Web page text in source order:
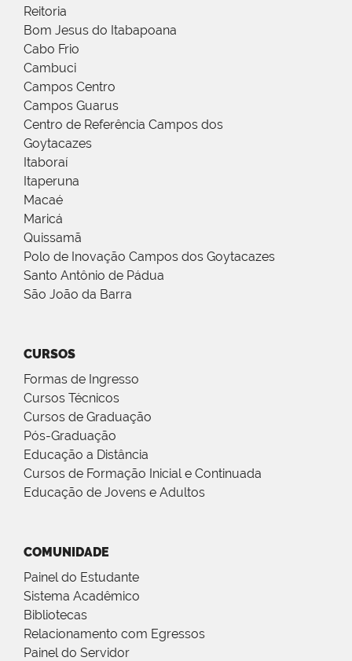
Reitoria
Bom Jesus do Itabapoana
Cabo Frio
Cambuci
Campos Centro
Campos Guarus
Centro de Referência Campos dos
Goytacazes
Itaboraí
Itaperuna
Macaé
Maricá
Quissamã
Polo de Inovação Campos dos Goytacazes
Santo Antônio de Pádua
São João da Barra
CURSOS
Formas de Ingresso
Cursos Técnicos
Cursos de Graduação
Pós-Graduação
Educação a Distância
Cursos de Formação Inicial e Continuada
Educação de Jovens e Adultos
COMUNIDADE
Painel do Estudante
Sistema Acadêmico
Bibliotecas
Relacionamento com Egressos
Painel do Servidor